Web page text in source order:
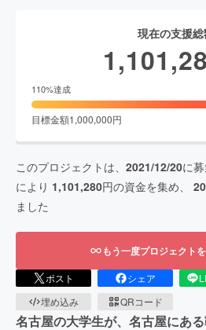
現在の支援
110%達成
目標金額1,000,000円
このプロジェクトは、 2021/12/20に
により 1,101,280円の資金を集め、
ました
もう一度プロジェクト
ポスト シェア
埋め込み
QRコード
名古屋の大学生が、名古屋にあ